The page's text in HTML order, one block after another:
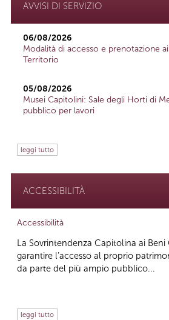
AVVISI DI SERVIZIO
06/08/2026
Modalità di accesso e prenotazione
Territorio
05/08/2026
Musei Capitolini: Sale degli Horti di
pubblico per lavori
leggi tutto
ACCESSIBILITÀ
Accessibilità
La Sovrintendenza Capitolina ai
garantire l’accesso al proprio
da parte del più ampio pubblico...
leggi tutto